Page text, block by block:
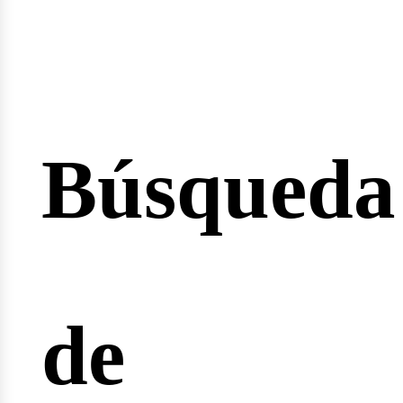
Búsqueda
de